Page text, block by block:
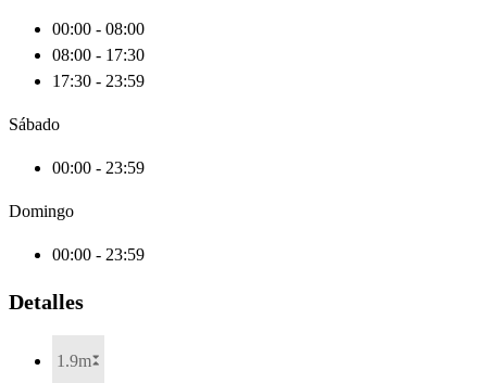
00:00 - 08:00
08:00 - 17:30
17:30 - 23:59
Sábado
00:00 - 23:59
Domingo
00:00 - 23:59
Detalles
1.9m